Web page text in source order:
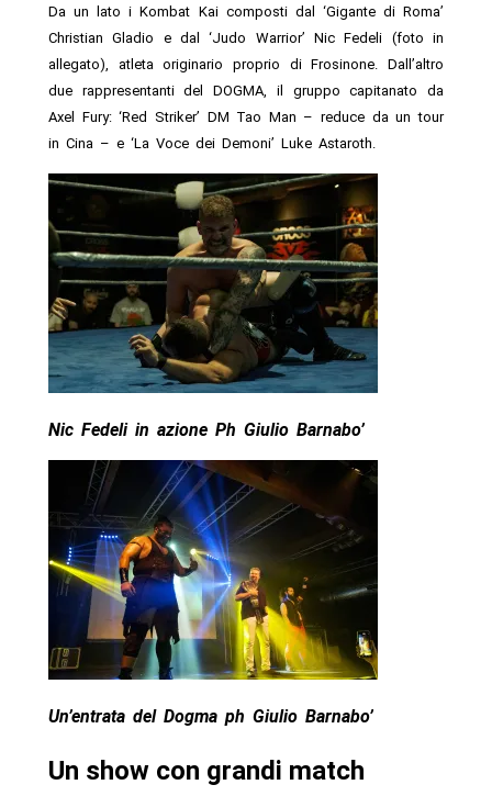
Da un lato i Kombat Kai composti dal ‘Gigante di Roma’
Christian Gladio e dal ‘Judo Warrior’ Nic Fedeli (foto in
allegato), atleta originario proprio di Frosinone. Dall’altro
due rappresentanti del DOGMA, il gruppo capitanato da
Axel Fury: ‘Red Striker’ DM Tao Man – reduce da un tour
in Cina – e ‘La Voce dei Demoni’ Luke Astaroth.
Nic Fedeli in azione Ph Giulio Barnabo’
Un’entrata del Dogma ph Giulio Barnabo’
Un show con grandi match